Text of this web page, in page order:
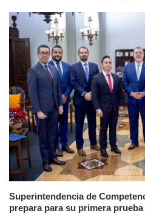
Superintendencia de
prepara para su primera prueba